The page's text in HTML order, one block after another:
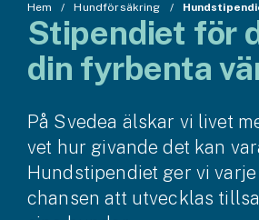
Bil
Bilförsäkring
Fordon
Snöskoterförsäkring
ATV-försäkring
Hem Hundförsäkring
Stipendiet för
din fyrbenta
På Svedea älskar vi livet
vet hur givande det kan
Hundstipendiet ger vi
chansen att utvecklas